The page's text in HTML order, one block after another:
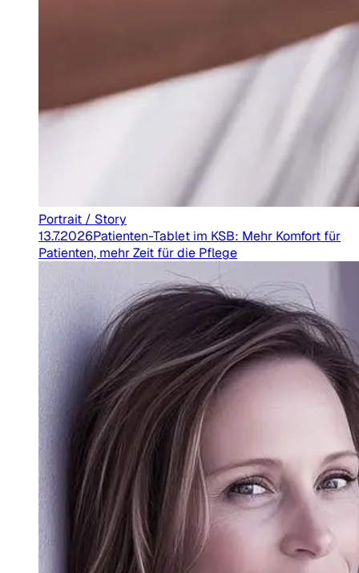
Portrait / Story
13.7.2026Patienten-Tablet im KSB: Mehr Komfort für
Patienten, mehr Zeit für die Pflege